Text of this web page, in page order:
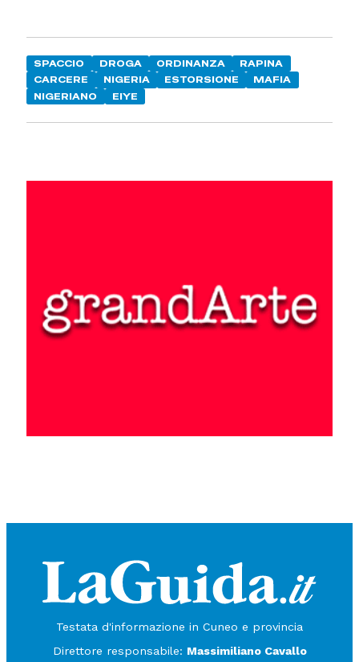
SPACCIO DROGA ORDINANZA
RAPINA
CARCERE
NIGERIA ESTORSIONE
MAFIA
NIGERIANO
EIYE
Testata d'informazione in Cuneo e provincia
Direttore responsabile: Massimiliano Cavallo